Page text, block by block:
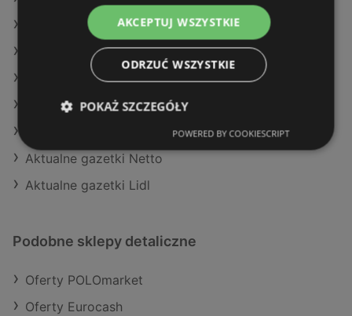
Oferty E.Leclerc
Oferty Gram Market
Aktualne gazetki E.Leclerc
Aktualne gazetki SPAR
Aktualne gazetki Eurocash
Aktualne gazetki Netto
Aktualne gazetki Lidl
Podobne sklepy detaliczne
Oferty POLOmarket
Oferty Eurocash
AKCEPTUJ WSZYSTKIE
ODRZUĆ WSZYSTKIE
POKAŻ SZCZEGÓŁY
POWERED BY COOKIESCRIPT